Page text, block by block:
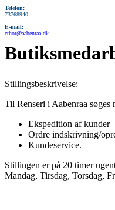
Telefon:
73768940
E-mail:
cthor@aabenraa.dk
Stillingsbeskrivelse:
Til Renseri i Aabenraa søges
Ekspedition af kunder
Ordre indskrivning/
Kundeservice.
Stillingen er på 20 timer
Mandag, Tirsdag, Torsdag,